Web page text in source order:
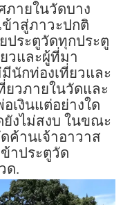
ภายในวัดบาง
าสู่ภาวะปกติ
ประตูวัดทุกประตู
วและผู้ที่มา
นักท่องเที่ยวและ
ยวภายในวัดและ
เงินแต่อย่างใด
ยังไม่สงบ ในขณะ
านเจ้าอาวาส
าประตูวัด
ด.